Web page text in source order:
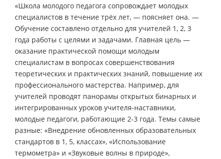
«Школа молодого педагога сопровождает молодых
специалистов в течение трёх лет, — поясняет она. —
Обучение составлено отдельно для учителей 1, 2, 3
года работы с целями и задачами. Главная цель —
оказание практической помощи молодым
специалистам в вопросах совершенствования
теоретических и практических знаний, повышение их
профессионального мастерства. Например, для
учителей проводят панорамы открытых бинарных и
интегрированных уроков учителя-наставники,
молодые педагоги, работающие 2-3 года. Темы самые
разные: «Внедрение обновленных образовательных
стандартов в 1, 5, классах», «Использование
термометра» и «Звуковые волны в природе»,